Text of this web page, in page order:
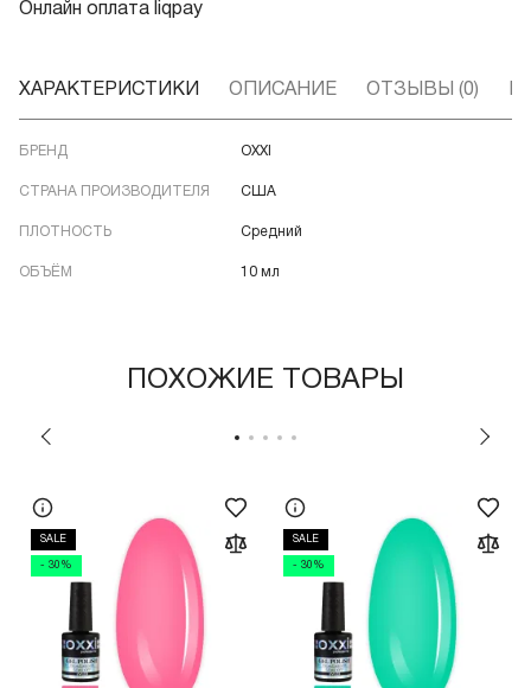
Онлайн оплата liqpay
ХАРАКТЕРИСТИКИ ОПИСАНИЕ ОТЗЫВЫ (0)
БРЕНД OXXI
СТРАНА ПРОИЗВОДИТЕЛЯ США
ПЛОТНОСТЬ Средний
ОБЪЁМ 10 мл
ПОХОЖИЕ ТОВАРЫ
SALE
- 30%
SALE
- 30%